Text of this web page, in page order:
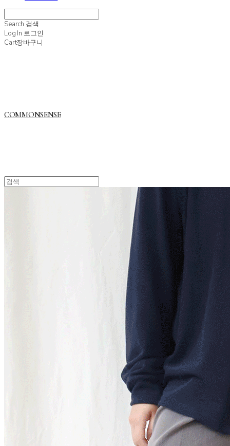
Search 검색
Log In 로그인
Cart장바구니
COMMONSENSE